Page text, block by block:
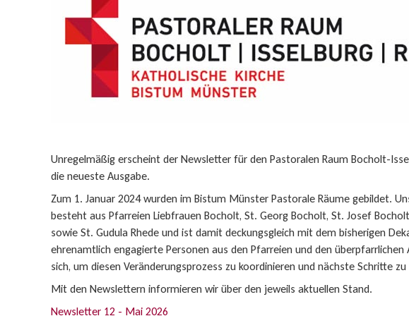
Unregelmäßig erscheint der Newsletter für den Pastoralen Raum Bocholt-
die neueste Ausgabe.
Zum 1. Januar 2024 wurden im Bistum Münster Pastorale Räume gebildet.
besteht aus Pfarreien Liebfrauen Bocholt, St. Georg Bocholt, St. Josef
sowie St. Gudula Rhede und ist damit deckungsgleich mit dem bisherigen
ehrenamtlich engagierte Personen aus den Pfarreien und den
sich, um diesen Veränderungsprozess zu koordinieren und nächste Schritte zu
Mit den Newslettern informieren wir über den jeweils aktuellen Stand.
Newsletter 12 - Mai 2026